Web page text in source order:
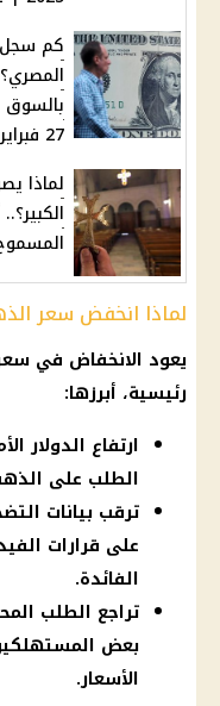
كم سجل
بالسوق
27 فبراير 2025
لماذا انخفض سعر
يعود الانخفاض في
رئيسية، أبرزها:
ارتفاع الدولار
الطلب على
ترقب بيانات
على قرارات
الفائدة.
تراجع الطلب
بعض
الأسعار.